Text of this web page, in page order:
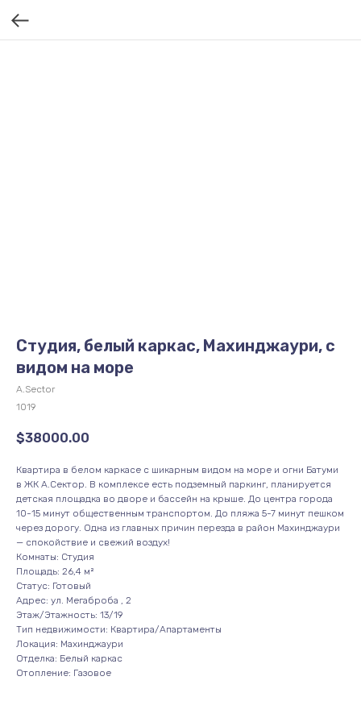
Студия, белый каркас, Махинджаури, с
видом на море
A.Sector
1019
$38000.00
Квартира в белом каркасе с шикарным видом на море и огни Батуми
в ЖК А.Сектор. В комплексе есть подземный паркинг, планируется
детская площадка во дворе и бассейн на крыше. До центра города
10-15 минут общественным транспортом. До пляжа 5-7 минут пешком
через дорогу. Одна из главных причин перезда в район Махинджаури
— спокойствие и свежий воздух!
Комнаты: Студия
Площадь: 26,4 м²
Статус: Готовый
Адрес: ул. Мегаброба , 2
Этаж/Этажность: 13/19
Тип недвижимости: Квартира/Апартаменты
Локация: Махинджаури
Отделка: Белый каркас
Отопление: Газовое